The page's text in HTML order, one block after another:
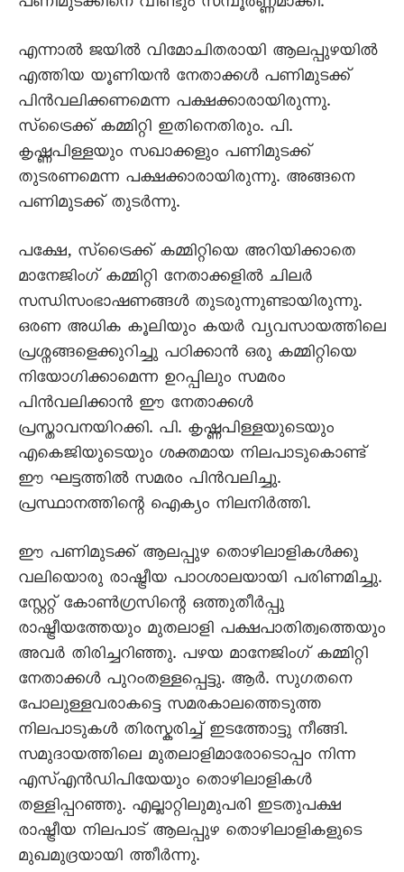
എന്നാൽ ജയിൽ വിമോചിതരായി ആലപ്പുഴയിൽ
എത്തിയ യൂണിയൻ നേതാക്കൾ പണിമുടക്ക്
പിൻവലിക്കണമെന്ന പക്ഷക്കാരായിരുന്നു.
സ്ട്രൈക്ക് കമ്മിറ്റി ഇതിനെതിരും. പി.
കൃഷ്ണപിള്ളയും സഖാക്കളും പണിമുടക്ക്
തുടരണമെന്ന പക്ഷക്കാരായിരുന്നു. അങ്ങനെ
പണിമുടക്ക് തുടർന്നു.
പക്ഷേ, സ്ട്രൈക്ക് കമ്മിറ്റിയെ അറിയിക്കാതെ
മാനേജിംഗ് കമ്മിറ്റി നേതാക്കളിൽ ചിലർ
സന്ധിസംഭാഷണങ്ങൾ തുടരുന്നുണ്ടായിരുന്നു.
ഒരണ അധിക കൂലിയും കയർ വ്യവസായത്തിലെ
പ്രശ്നങ്ങളെക്കുറിച്ചു പഠിക്കാൻ ഒരു കമ്മിറ്റിയെ
നിയോഗിക്കാമെന്ന ഉറപ്പിലും സമരം
പിൻവലിക്കാൻ ഈ നേതാക്കൾ
പ്രസ്താവനയിറക്കി. പി. കൃഷ്ണപിള്ളയുടെയും
എകെജിയുടെയും ശക്തമായ നിലപാടുകൊണ്ട്
ഈ ഘട്ടത്തിൽ സമരം പിൻവലിച്ചു.
പ്രസ്ഥാനത്തിന്റെ ഐക്യം നിലനിർത്തി.
ഈ പണിമുടക്ക് ആലപ്പുഴ തൊഴിലാളികൾക്കു
വലിയൊരു രാഷ്ട്രീയ പാഠശാലയായി പരിണമിച്ചു.
സ്റ്റേറ്റ് കോൺഗ്രസിന്റെ ഒത്തുതീർപ്പു
രാഷ്ട്രീയത്തേയും മുതലാളി പക്ഷപാതിത്വത്തെയും
അവർ തിരിച്ചറിഞ്ഞു. പഴയ മാനേജിംഗ് കമ്മിറ്റി
നേതാക്കൾ പുറംതള്ളപ്പെട്ടു. ആർ. സുഗതനെ
പോലുള്ളവരാകട്ടെ സമരകാലത്തെടുത്ത
നിലപാടുകൾ തിരസ്കരിച്ച് ഇടത്തോട്ടു നീങ്ങി.
സമുദായത്തിലെ മുതലാളിമാരോടൊപ്പം നിന്ന
എസ്എൻഡിപിയേയും തൊഴിലാളികൾ
തള്ളിപ്പറഞ്ഞു. എല്ലാറ്റിലുമുപരി ഇടതുപക്ഷ
രാഷ്ട്രീയ നിലപാട് ആലപ്പുഴ തൊഴിലാളികളുടെ
മുഖമുദ്രയായി ത്തീർന്നു.